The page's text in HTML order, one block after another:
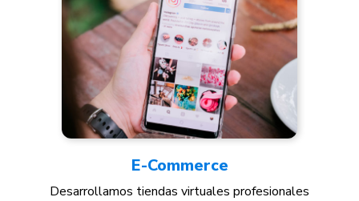
E-Commerce
Desarrollamos tiendas virtuales profesionales